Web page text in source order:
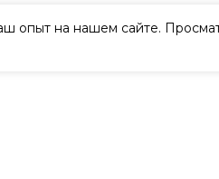
опыт на нашем сайте.